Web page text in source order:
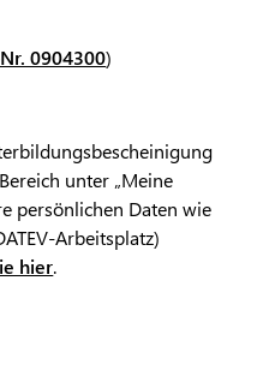
0904300)
unter „Meine
persönlichen Daten wie
Arbeitsplatz)
hier.